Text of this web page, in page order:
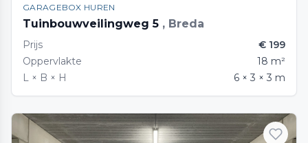
GARAGEBOX HUREN
Tuinbouwveilingweg 5 , Breda
Prijs
€ 199
Oppervlakte
18 m²
L × B × H
6 × 3 × 3 m